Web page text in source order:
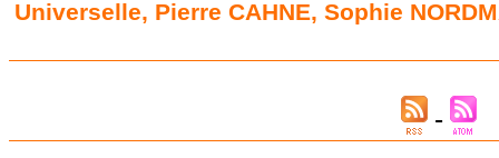
Universelle, Pierre CAHNE,Sophie